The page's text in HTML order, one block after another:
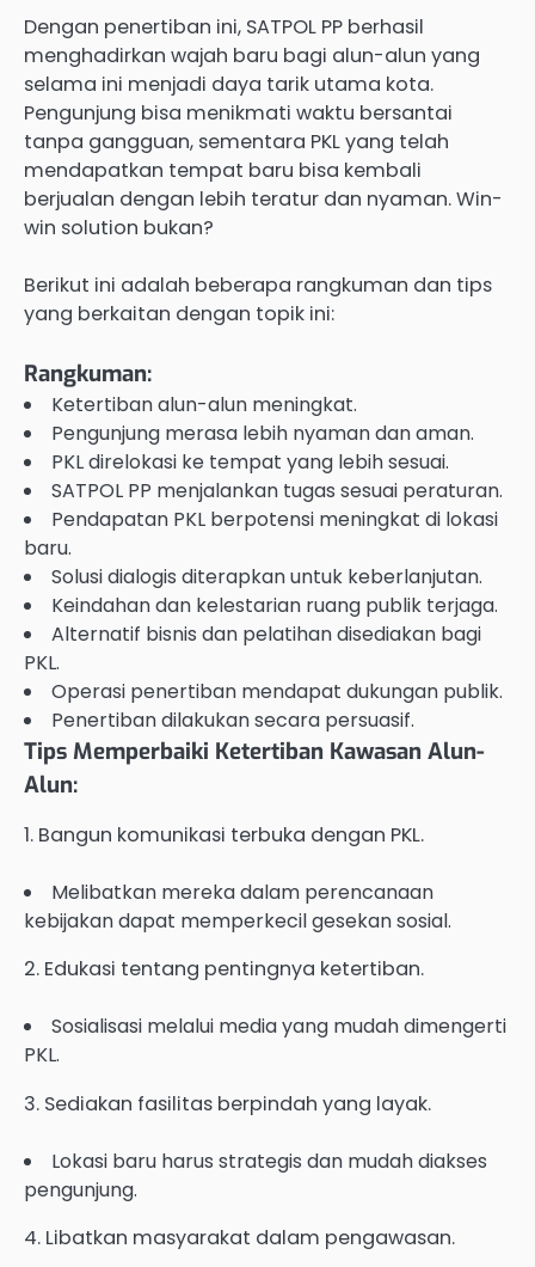
Dengan penertiban ini, SATPOL PP berhasil
menghadirkan wajah baru bagi alun-alun yang
selama ini menjadi daya tarik utama kota.
Pengunjung bisa menikmati waktu bersantai
tanpa gangguan, sementara PKL yang telah
mendapatkan tempat baru bisa kembali
berjualan dengan lebih teratur dan nyaman. Win-
win solution bukan?
Berikut ini adalah beberapa rangkuman dan tips
yang berkaitan dengan topik ini:
Rangkuman:
Ketertiban alun-alun meningkat.
Pengunjung merasa lebih nyaman dan aman.
PKL direlokasi ke tempat yang lebih sesuai.
SATPOL PP menjalankan tugas sesuai peraturan.
Pendapatan PKL berpotensi meningkat di lokasi
baru.
Solusi dialogis diterapkan untuk keberlanjutan.
Keindahan dan kelestarian ruang publik terjaga.
Alternatif bisnis dan pelatihan disediakan bagi
PKL.
Operasi penertiban mendapat dukungan publik.
Penertiban dilakukan secara persuasif.
Tips Memperbaiki Ketertiban Kawasan Alun-
Alun:
1. Bangun komunikasi terbuka dengan PKL.
Melibatkan mereka dalam perencanaan
kebijakan dapat memperkecil gesekan sosial.
2. Edukasi tentang pentingnya ketertiban.
Sosialisasi melalui media yang mudah dimengerti
PKL.
3. Sediakan fasilitas berpindah yang layak.
Lokasi baru harus strategis dan mudah diakses
pengunjung.
4. Libatkan masyarakat dalam pengawasan.